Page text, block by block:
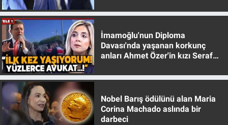
İmamoğlu'nun Diploma
Davası'nda yaşanan korkunç
anları Ahmet Özer'in kızı Seraf
Nobel Barış ödülünü alan Maria
Corina Machado aslında bir
darbeci